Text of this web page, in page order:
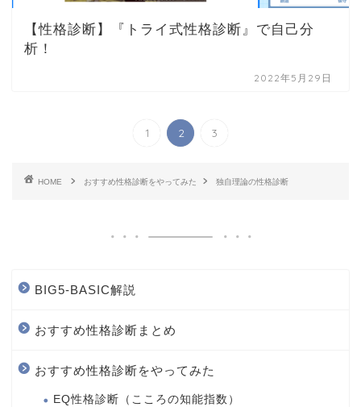
【性格診断】『トライ式性格診断』で自己分
析！
2022年5月29日
1 2 3
HOME おすすめ性格診断をやってみた 独自理論の性格診断
BIG5-BASIC解説
おすすめ性格診断まとめ
おすすめ性格診断をやってみた
EQ性格診断（こころの知能指数）